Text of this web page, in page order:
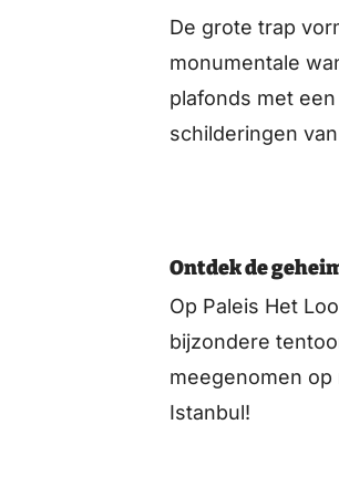
De grote trap
monumentale
plafonds met
schilderingen
Ontdek de
Op Paleis Het
bijzondere
meegenomen op
Istanbul!